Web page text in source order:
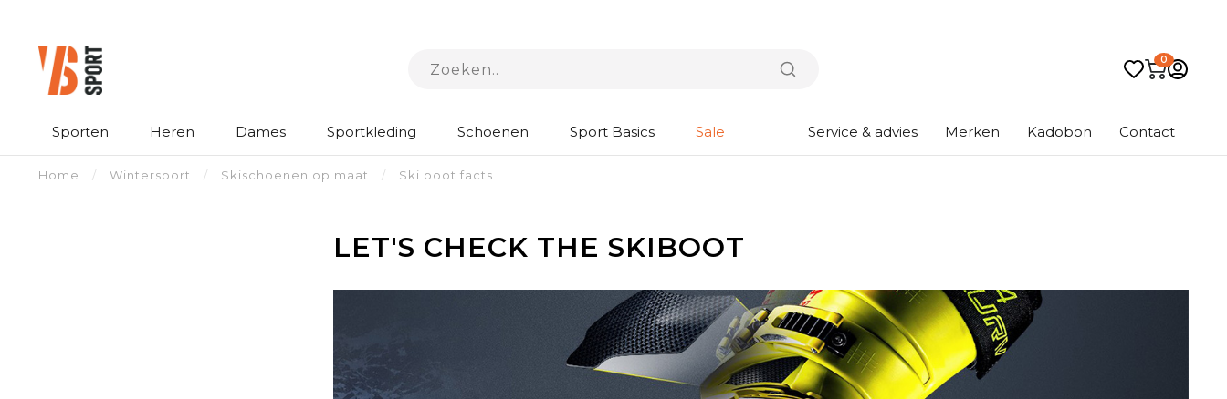
0
Sporten Heren Dames Sportkleding Schoenen Sport Basics Sale Service & advies Merken Kadobon Contact
Home / Wintersport / Skischoenen op maat / Ski boot facts
LET'S CHECK THE SKIBOOT